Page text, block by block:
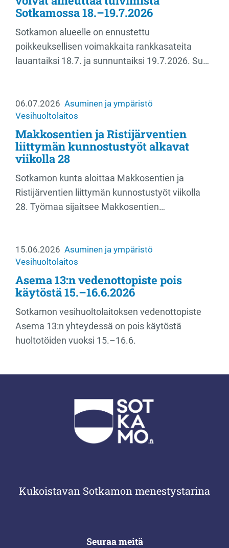
Sotkamossa 18.–19.7.2026
Sotkamon alueelle on ennustettu
poikkeuksellisen voimakkaita rankkasateita
lauantaiksi 18.7. ja sunnuntaiksi 19.7.2026. Su…
06.07.2026 Asuminen ja ympäristö
Vesihuoltolaitos
Makkosentien ja Ristijärventien
liittymän kunnostustyöt alkavat
viikolla 28
Sotkamon kunta aloittaa Makkosentien ja
Ristijärventien liittymän kunnostustyöt viikolla
28. Työmaa sijaitsee Makkosentien…
15.06.2026 Asuminen ja ympäristö
Vesihuoltolaitos
Asema 13:n vedenottopiste pois
käytöstä 15.–16.6.2026
Sotkamon vesihuoltolaitoksen vedenottopiste
Asema 13:n yhteydessä on pois käytöstä
huoltotöiden vuoksi 15.–16.6.
Kukoistavan Sotkamon menestystarina
Seuraa meitä